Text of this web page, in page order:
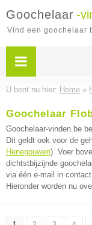
Goochelaar -
Vind een goochelaar
U bent nu hier: Home »
Goochelaar
Goochelaar-vinden.be
Dit geldt ook voor de
Henegouwen). Voer
dichtstbijzijnde
via één e-mail in
Hieronder worden nu